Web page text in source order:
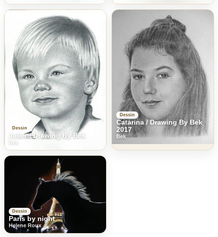
Dessin
Julien/ Drawing By Bek
Bek
Dessin
Catarina / Drawing By Bek
2017
Bek
Dessin
Paris by night
Helene Roux